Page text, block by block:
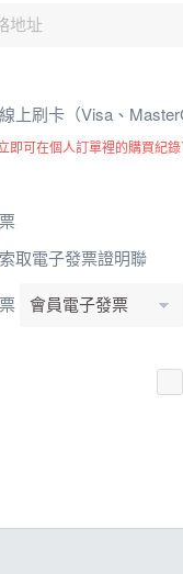
上刷卡（Visa、
即可在個人訂單裡的購買紀
取電子發票證明聯